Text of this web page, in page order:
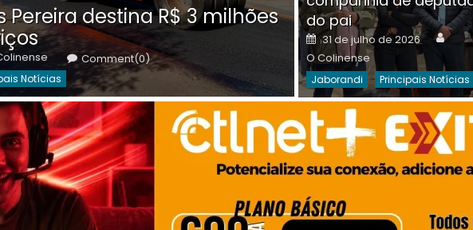
destina R$ 3 milhões
Comment(0)
Notícias
on
30 de julho de 2026 O
Destaques Da Semana
do pai
Posted
on
31 de julho de 2026
O Colinense
Jaborandi Principais Notícias